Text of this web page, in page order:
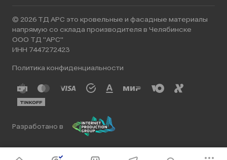
© 2026 ТД АРС это кровельные и фасадные материалы
напрямую со склада производителя в Челябинске
ООО ТД "АРС"
ИНН 7447272423
Политика конфиденциальности
Разработано в